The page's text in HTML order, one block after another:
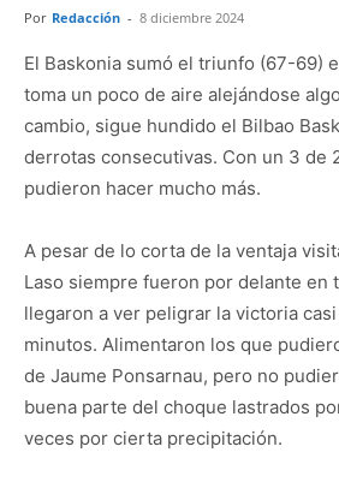
Por Redacción - 8 diciembre 2024
El Baskonia sumó el triunfo (67-69)
toma un poco de aire alejándose
cambio, sigue hundido el Bilbao
derrotas consecutivas. Con un 3 de
pudieron hacer mucho más.
A pesar de lo corta de la ventaja
Laso siempre fueron por delante en
llegaron a ver peligrar la victoria
minutos. Alimentaron los que
de Jaume Ponsarnau, pero no
buena parte del choque lastrados
veces por cierta precipitación.